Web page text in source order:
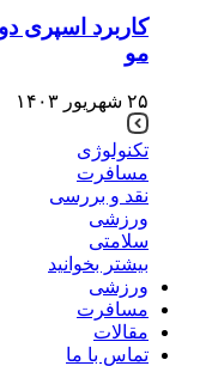
مو
۲۵ شهریور ۱۴۰۳
تکنولوژی
مسافرت
نقد و بررسی
ورزشی
سلامتی
بیشتر بخوانید
ورزشی
مسافرت
مقالات
تماس با ما